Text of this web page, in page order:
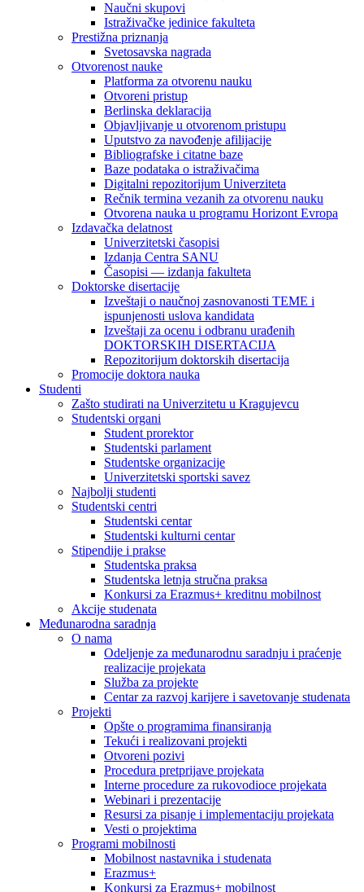
Naučni skupovi
Istraživačke jedinice fakulteta
Prestižna priznanja
Svetosavska nagrada
Otvorenost nauke
Platforma za otvorenu nauku
Otvoreni pristup
Berlinska deklaracija
Objavljivanje u otvorenom pristupu
Uputstvo za navođenje afilijacije
Bibliografske i citatne baze
Baze podataka o istraživačima
Digitalni repozitorijum Univerziteta
Rečnik termina vezanih za otvorenu nauku
Otvorena nauka u programu Horizont Evropa
Izdavačka delatnost
Univerzitetski časopisi
Izdanja Centra SANU
Časopisi — izdanja fakulteta
Doktorske disertacije
Izveštaji o naučnoj zasnovanosti TEME i
ispunjenosti uslova kandidata
Izveštaji za ocenu i odbranu urađenih
DOKTORSKIH DISERTACIJA
Repozitorijum doktorskih disertacija
Promocije doktora nauka
Studenti
Zašto studirati na Univerzitetu u Kragujevcu
Studentski organi
Student prorektor
Studentski parlament
Studentske organizacije
Univerzitetski sportski savez
Najbolji studenti
Studentski centri
Studentski centar
Studentski kulturni centar
Stipendije i prakse
Studentska praksa
Studentska letnja stručna praksa
Konkursi za Erazmus+ kreditnu mobilnost
Akcije studenata
Međunarodna saradnja
O nama
Odeljenje za međunarodnu saradnju i praćenje
realizacije projekata
Služba za projekte
Centar za razvoj karijere i savetovanje studenata
Projekti
Opšte o programima finansiranja
Tekući i realizovani projekti
Otvoreni pozivi
Procedura pretprijave projekata
Interne procedure za rukovodioce projekata
Webinari i prezentacije
Resursi za pisanje i implementaciju projekata
Vesti o projektima
Programi mobilnosti
Mobilnost nastavnika i studenata
Erazmus+
Konkursi za Erazmus+ mobilnost